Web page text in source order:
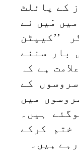
کے پائلٹ
مَیں نے
’’کیپٹن
بار سننے
ہے کہ
کے
میں
ہیں۔
ختم کرکے
ہیں۔